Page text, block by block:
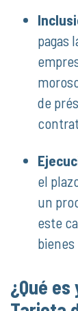
pagas
de
el
un
este
¿Qué